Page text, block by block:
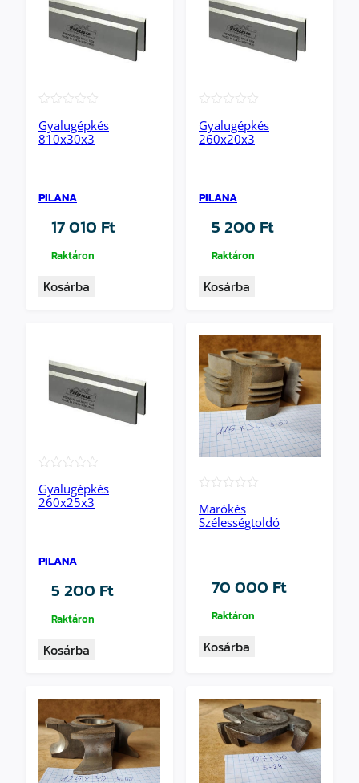
Gyalugépkés
810x30x3
PILANA
17 010 Ft
Raktáron
Kosárba
Gyalugépkés
260x20x3
PILANA
5 200 Ft
Raktáron
Kosárba
Gyalugépkés
260x25x3
PILANA
5 200 Ft
Raktáron
Kosárba
Marókés
Szélességtoldó
70 000 Ft
Raktáron
Kosárba